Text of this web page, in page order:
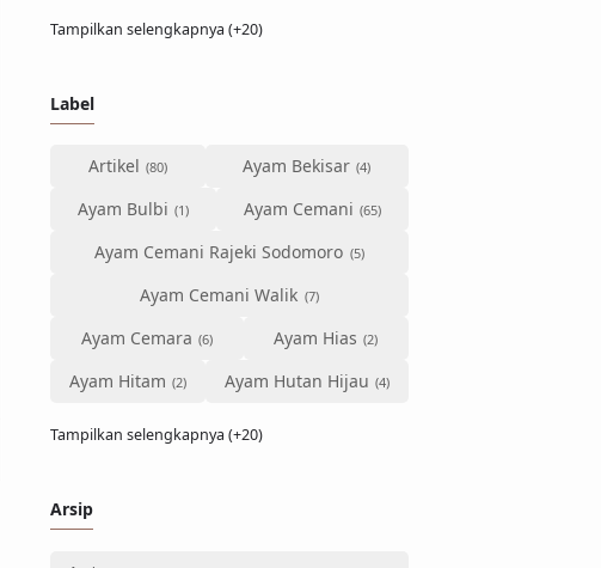
Tampilkan selengkapnya (+20)
Label
Artikel
Ayam Bekisar
Ayam Bulbi
Ayam Cemani
Ayam Cemani Rajeki Sodomoro
Ayam Cemani Walik
Ayam Cemara
Ayam Hias
Ayam Hitam
Ayam Hutan Hijau
Tampilkan selengkapnya (+20)
Arsip